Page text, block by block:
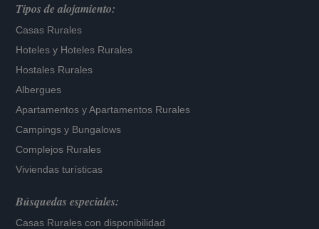
Tipos de alojamiento:
Casas Rurales
Hoteles y Hoteles Rurales
Hostales Rurales
Albergues
Apartamentos yApartamentos Rurales
Campings y Bungalows
Complejos Rurales
Viviendas turísticas
Búsquedas especiales:
Casas Rurales con disponibilidad